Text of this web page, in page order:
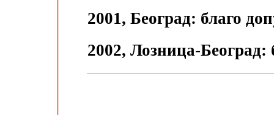
2001, Београд: благо
2002, Лозница-Београд: